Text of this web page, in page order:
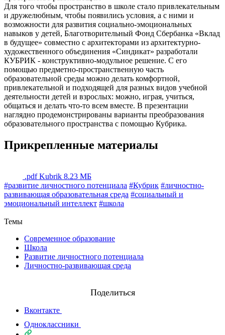
Для того чтобы пространство в школе стало привлекательным
и дружелюбным, чтобы появились условия, а с ними и
возможности для развития социально-эмоциональных
навыков у детей, Благотворительный Фонд Сбербанка «Вклад
в будущее» совместно с архитекторами из архитектурно-
художественного объединения «Синдикат» разработали
КУБРИК - конструктивно-модульное решение. С его
помощью предметно-пространственную часть
образовательной среды можно делать комфортной,
привлекательной и подходящей для разных видов учебной
деятельности детей и взрослых: можно, играя, учиться,
общаться и делать что-то всем вместе. В презентации
наглядно продемонстрированы варианты преобразования
образовательного пространства с помощью Кубрика.
Прикрепленные материалы
.pdf Kubrik 8.23 МБ
#развитие личностного потенциала #Кубрик #личностно-
развивающая образовательная среда #социальный и
эмоциональный интеллект #школа
Темы
Современное образование
Школа
Развитие личностного потенциала
Личностно-развивающая среда
Поделиться
Вконтакте
Одноклассники